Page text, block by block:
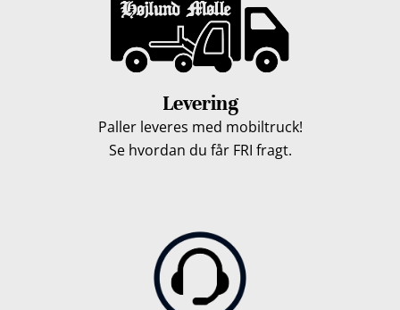
Levering
Paller leveres med mobiltruck!
Se hvordan du får FRI fragt.